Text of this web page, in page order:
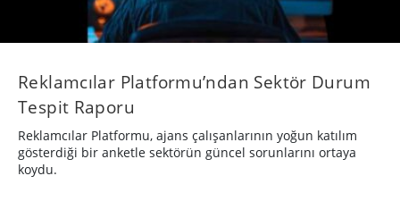
Reklamcılar Platformu’ndan Sektör Durum
Tespit Raporu
Reklamcılar Platformu, ajans çalışanlarının yoğun katılım
gösterdiği bir anketle sektörün güncel sorunlarını ortaya
koydu.